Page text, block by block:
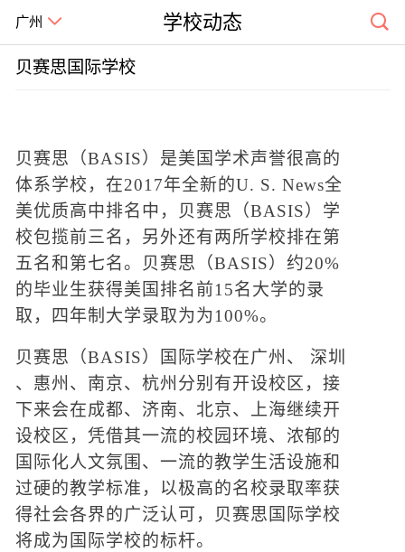
广州 学校动态
贝赛思国际学校
贝赛思（BASIS）是美国学术声誉很高的
体系学校，在2017年全新的U. S. News全
美优质高中排名中，贝赛思（BASIS）学
校包揽前三名，另外还有两所学校排在第
五名和第七名。贝赛思（BASIS）约20%
的毕业生获得美国排名前15名大学的录
取，四年制大学录取为为100%。
贝赛思（BASIS）国际学校在广州、 深圳
、惠州、南京、杭州分别有开设校区，接
下来会在成都、济南、北京、上海继续开
设校区，凭借其一流的校园环境、浓郁的
国际化人文氛围、一流的教学生活设施和
过硬的教学标准，以极高的名校录取率获
得社会各界的广泛认可，贝赛思国际学校
将成为国际学校的标杆。